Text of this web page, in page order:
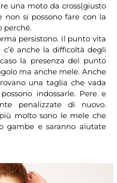
una moto da cross(giusto
non si possono fare con la
perché.
persistono. Il punto vita
anche la difficoltà degli
la presenza del punto
ma anche mele. Anche
una taglia che vada
indossarle. Pere e
penalizzate di nuovo.
molto sono le mele che
gambe e saranno aiutate